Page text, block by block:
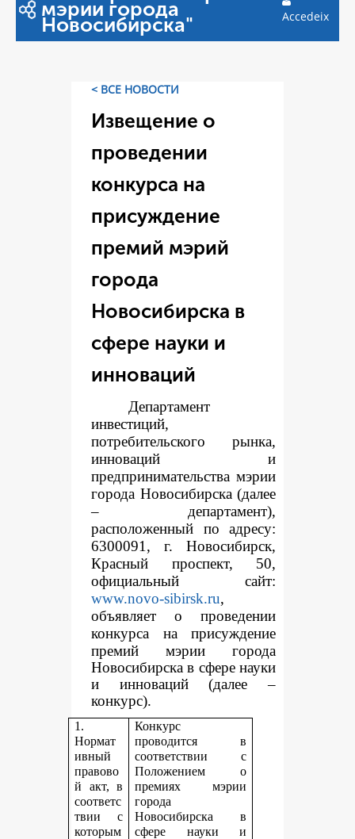
мэрии города
Новосибирска" Accedeix
< ВСЕ НОВОСТИ
Извещение о
проведении
конкурса на
присуждение
премий мэрий
города
Новосибирска в
сфере науки и
инноваций
Департамент
инвестиций,
потребительского рынка,
инноваций и
предпринимательства мэрии
города Новосибирска (далее
– департамент),
расположенный по адресу:
6300091, г. Новосибирск,
Красный проспект, 50,
официальный сайт:
www.novo-sibirsk.ru,
объявляет о проведении
конкурса на присуждение
премий мэрии города
Новосибирска в сфере науки
и инноваций (далее –
конкурс).
1.
Нормат
ивный
правово
й акт, в
соответс
твии с
которым
Конкурс
проводится в
соответствии с
Положением о
премиях мэрии
города
Новосибирска в
сфере науки и